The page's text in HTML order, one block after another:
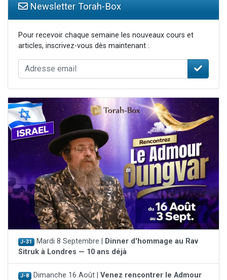
Newsletter Torah-Box
Pour recevoir chaque semaine les nouveaux cours et
articles, inscrivez-vous dès maintenant :
J-31 Mardi 8 Septembre |
Dinner d'hommage au Rav
Sitruk à Londres — 10 ans déjà
J-8 Dimanche 16 Août | Venez rencontrer le Admour